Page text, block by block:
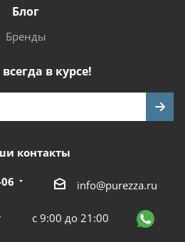
Блог
Бренды
в курсе!
контакты
info@purezza.ru
с 9:00 до 21:00